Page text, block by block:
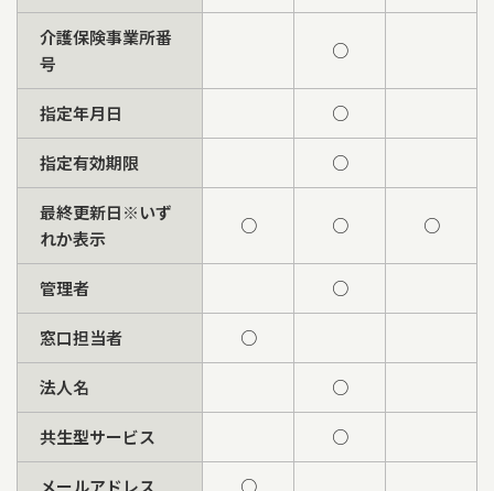
介護保険事業所番
号
○
指定年月日 ○
指定有効期限 ○
最終更新日※いず
れか表示
○ ○ ○
管理者 ○
窓口担当者 ○
法人名 ○
共生型サービス ○
メールアドレス ○